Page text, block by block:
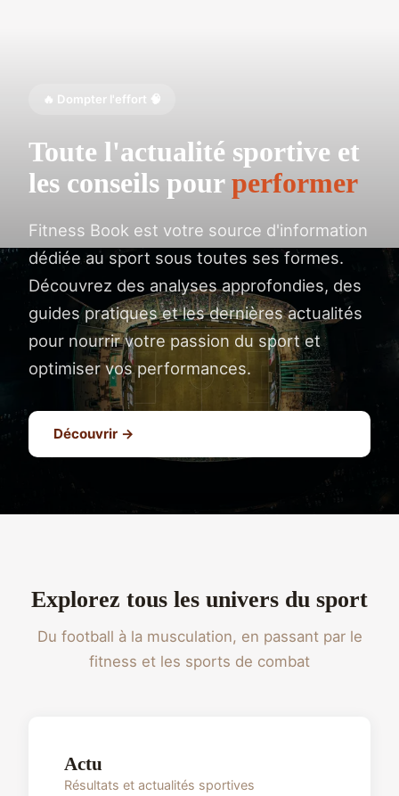
🔥 Dompter l'effort 🧠
Toute l'actualité sportive et
les conseils pourperformer
Fitness Book est votre source d'information
dédiée au sport sous toutes ses formes.
Découvrez des analyses approfondies, des
guides pratiques et les dernières actualités
pour nourrir votre passion du sport et
optimiser vos performances.
Découvrir →
Explorez tous les univers du sport
Du football à la musculation, en passant par le
fitness et les sports de combat
Actu
Résultats et actualités sportives